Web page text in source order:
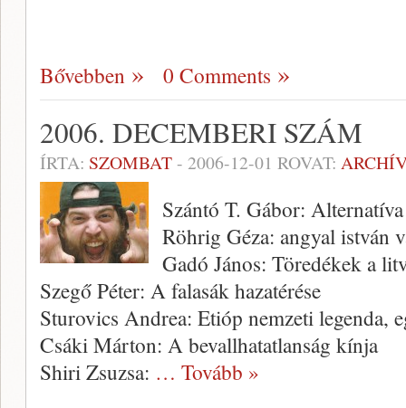
Bővebben 0 Comments
2006. DECEMBERI SZÁM
ÍRTA: SZOMBAT- 2006-12-01 ROVAT:
Szántó T. Gábor: Alternatíva
Röhrig Géza: angyal istván
Gadó János: Töredékek a
Szegő Péter: A falasák hazatérése
Sturovics Andrea: Etióp nemzeti legenda,
Csáki Márton: A bevallhatatlanság kínja
Shiri Zsuzsa: … Tovább »